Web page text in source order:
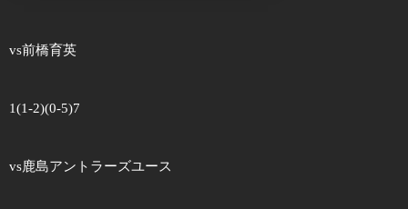
vs前橋育英
1(1-2)(0-5)7
vs鹿島アントラーズユース